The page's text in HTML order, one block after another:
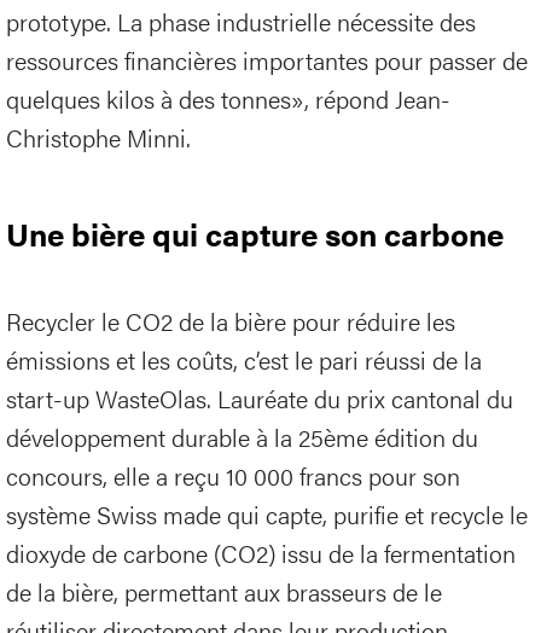
prototype. La phase industrielle nécessite des
ressources financières importantes pour passer de
quelques kilos à des tonnes», répond Jean-
Christophe Minni.
Une bière qui capture son carbone
Recycler le CO2 de la bière pour réduire les
émissions et les coûts, c’est le pari réussi de la
start-up WasteOlas. Lauréate du prix cantonal du
développement durable à la 25ème édition du
concours, elle a reçu 10 000 francs pour son
système Swiss made qui capte, purifie et recycle le
dioxyde de carbone (CO2) issu de la fermentation
de la bière, permettant aux brasseurs de le